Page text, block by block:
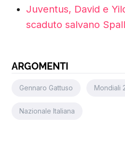
Juventus, David e
scaduto salvano
ARGOMENTI
Gennaro Gattuso Mondiali
Nazionale Italiana